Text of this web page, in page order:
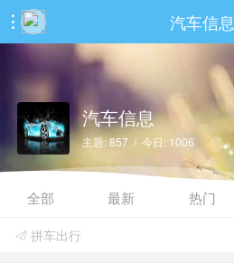
 汽车信息
汽车信息
主题: 857 / 今日: 1006
全部 最新 热门
 拼车出行